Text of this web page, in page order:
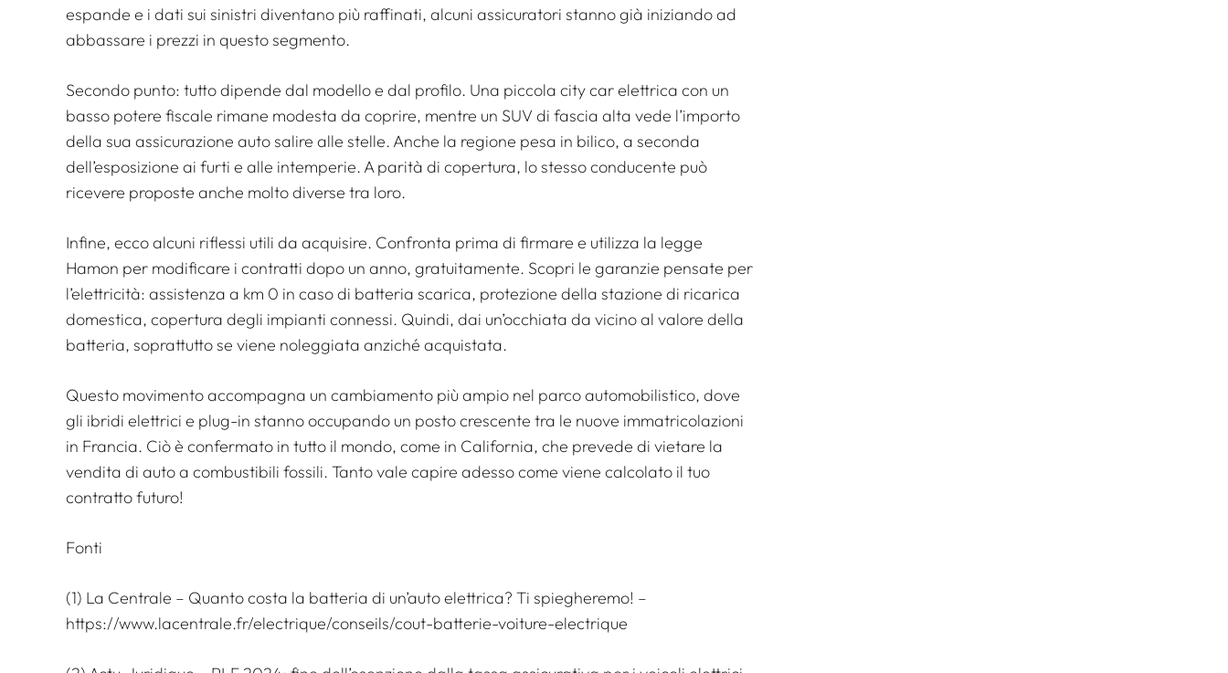
espande e i dati sui sinistri diventano più raffinati, alcuni assicuratori stanno già iniziando ad
abbassare i prezzi in questo segmento.
Secondo punto: tutto dipende dal modello e dal profilo. Una piccola city car elettrica con un
basso potere fiscale rimane modesta da coprire, mentre un SUV di fascia alta vede l’importo
della sua assicurazione auto salire alle stelle. Anche la regione pesa in bilico, a seconda
dell’esposizione ai furti e alle intemperie. A parità di copertura, lo stesso conducente può
ricevere proposte anche molto diverse tra loro.
Infine, ecco alcuni riflessi utili da acquisire. Confronta prima di firmare e utilizza la legge
Hamon per modificare i contratti dopo un anno, gratuitamente. Scopri le garanzie pensate per
l’elettricità: assistenza a km 0 in caso di batteria scarica, protezione della stazione di ricarica
domestica, copertura degli impianti connessi. Quindi, dai un’occhiata da vicino al valore della
batteria, soprattutto se viene noleggiata anziché acquistata.
Questo movimento accompagna un cambiamento più ampio nel parco automobilistico, dove
gli ibridi elettrici e plug-in stanno occupando un posto crescente tra le nuove immatricolazioni
in Francia. Ciò è confermato in tutto il mondo, come in California, che prevede di vietare la
vendita di auto a combustibili fossili. Tanto vale capire adesso come viene calcolato il tuo
contratto futuro!
Fonti
(1) La Centrale – Quanto costa la batteria di un’auto elettrica? Ti spiegheremo! –
https://www.lacentrale.fr/electrique/conseils/cout-batterie-voiture-electrique